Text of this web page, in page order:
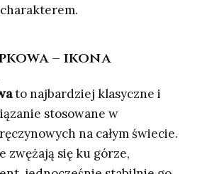
– ikona
to najbardziej klasyczne i
stosowane w
na całym świecie.
zwężają się ku górze,